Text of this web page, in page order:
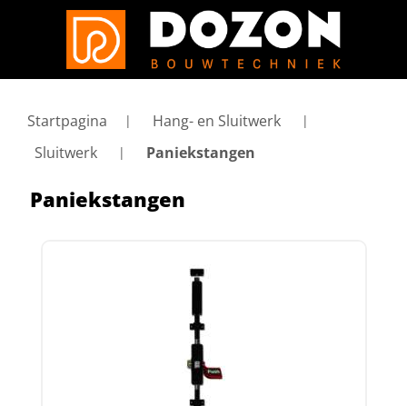
Startpagina
Hang- en Sluitwerk
Sluitwerk
Paniekstangen
Paniekstangen